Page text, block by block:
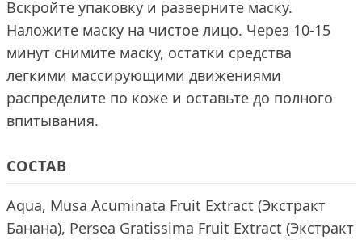
Вскройте упаковку и разверните маску.
Наложите маску на чистое лицо. Через 10-15
минут снимите маску, остатки средства
легкими массирующими движениями
распределите по коже и оставьте до полного
впитывания.
СОСТАВ
Aqua, Musa Acuminata Fruit Extract (Экстракт
Банана), Persea Gratissima Fruit Extract (Экстракт